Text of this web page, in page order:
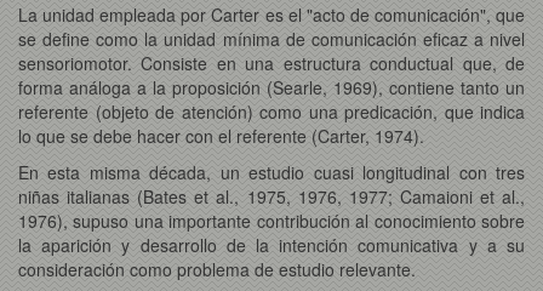
La unidad empleada por Carter es el "acto de comunicación", que
se define como la unidad mínima de comunicación eficaz a nivel
sensoriomotor. Consiste en una estructura conductual que, de
forma análoga a la proposición (Searle, 1969), contiene tanto un
referente (objeto de atención) como una predicación, que indica
lo que se debe hacer con el referente (Carter, 1974).
En esta misma década, un estudio cuasi longitudinal con tres
niñas italianas (Bates et al., 1975, 1976, 1977; Camaioni et al.,
1976), supuso una importante contribución al conocimiento sobre
la aparición y desarrollo de la intención comunicativa y a su
consideración como problema de estudio relevante.